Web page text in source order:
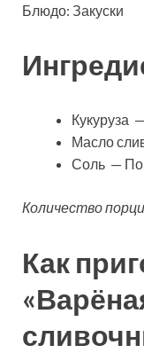
Блюдо: Закуски
Кукуруза
Масло
Соль — По
Количество
Как